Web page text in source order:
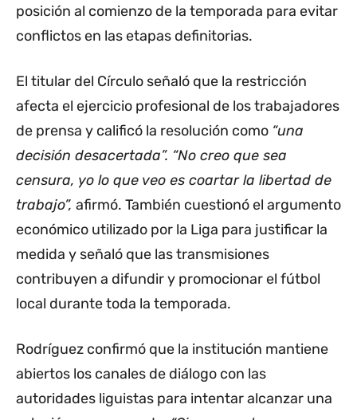
posición al comienzo de la temporada para evitar
conflictos en las etapas definitorias.
El titular del Círculo señaló que la restricción
afecta el ejercicio profesional de los trabajadores
de prensa y calificó la resolución como “una
decisión desacertada”. “No creo que sea
censura, yo lo que veo es coartar la libertad de
trabajo”, afirmó. También cuestionó el argumento
económico utilizado por la Liga para justificar la
medida y señaló que las transmisiones
contribuyen a difundir y promocionar el fútbol
local durante toda la temporada.
Rodríguez confirmó que la institución mantiene
abiertos los canales de diálogo con las
autoridades liguistas para intentar alcanzar una